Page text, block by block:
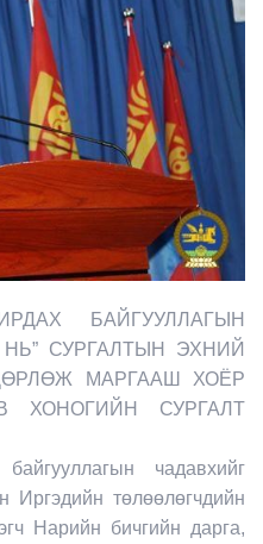
БАЙГУУЛЛАГЫН
СУРГАЛТЫН ЭХНИЙ
МАРГААШ ХОЁР
ХОНОГИЙН СУРГАЛТ
чадавхийг
Иргэдийн төлөөлөгчдийн
Нарийн бичгийн дарга,